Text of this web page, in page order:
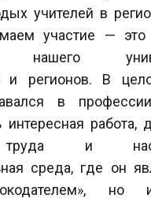
учителей в
участие — это
нашего
и регионов. В
в
работа,
труда и
среда, где он